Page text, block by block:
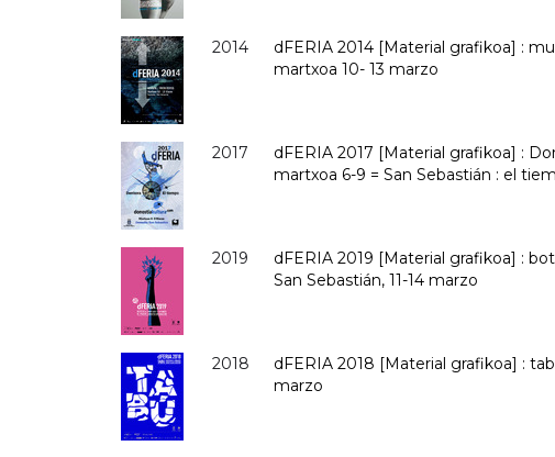
2014
dFERIA 2014 [Material grafikoa] :
martxoa 10- 13 marzo
2017
dFERIA 2017 [Material grafikoa] :
martxoa 6-9 = San Sebastián : el
2019
dFERIA 2019 [Material grafikoa] :
San Sebastián, 11-14 marzo
2018
dFERIA 2018 [Material grafikoa] :
marzo